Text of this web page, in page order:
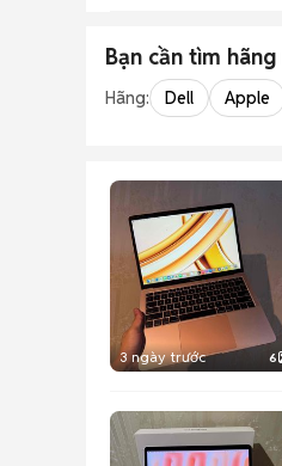
Bạn cần tìm hãng
Hãng: Dell Apple
3 ngày trước 6